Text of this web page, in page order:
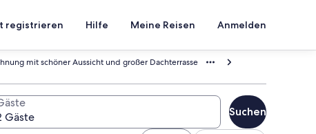
registrieren Hilfe Meine Reisen Anmelden
mit schöner Aussicht und großer Dachterrasse
Suchen